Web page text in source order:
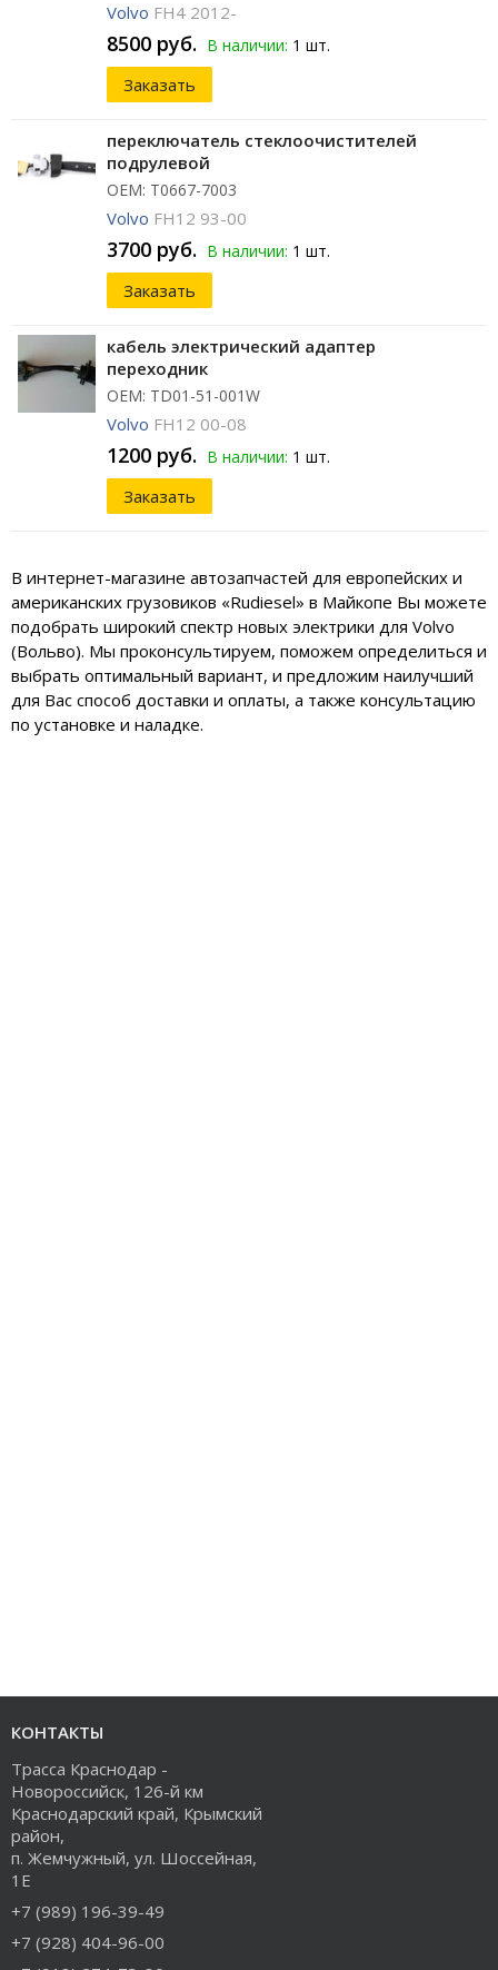
Volvo FH4 2012-
8500 руб. В наличии: 1 шт.
Заказать
переключатель стеклоочистителей
подрулевой
ОЕМ: T0667-7003
Volvo FH12 93-00
3700 руб. В наличии: 1 шт.
Заказать
кабель электрический адаптер
переходник
ОЕМ: TD01-51-001W
Volvo FH12 00-08
1200 руб. В наличии: 1 шт.
Заказать
В интернет-магазине автозапчастей для европейских и
американских грузовиков «Rudiesel» в Майкопе Вы можете
подобрать широкий спектр новых электрики для Volvo
(Вольво). Мы проконсультируем, поможем определиться и
выбрать оптимальный вариант, и предложим наилучший
для Вас способ доставки и оплаты, а также консультацию
по установке и наладке.
КОНТАКТЫ
Трасса Краснодар -
Новороссийск, 126-й км
Краснодарский край, Крымский
район,
п. Жемчужный, ул. Шоссейная,
1Е
+7 (989) 196-39-49
+7 (928) 404-96-00